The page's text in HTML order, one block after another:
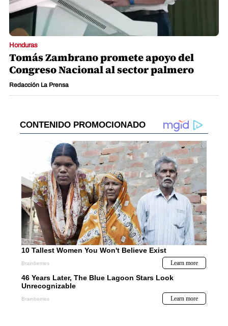
Honduras
Tomás Zambrano promete apoyo del
Congreso Nacional al sector palmero
Redacción La Prensa